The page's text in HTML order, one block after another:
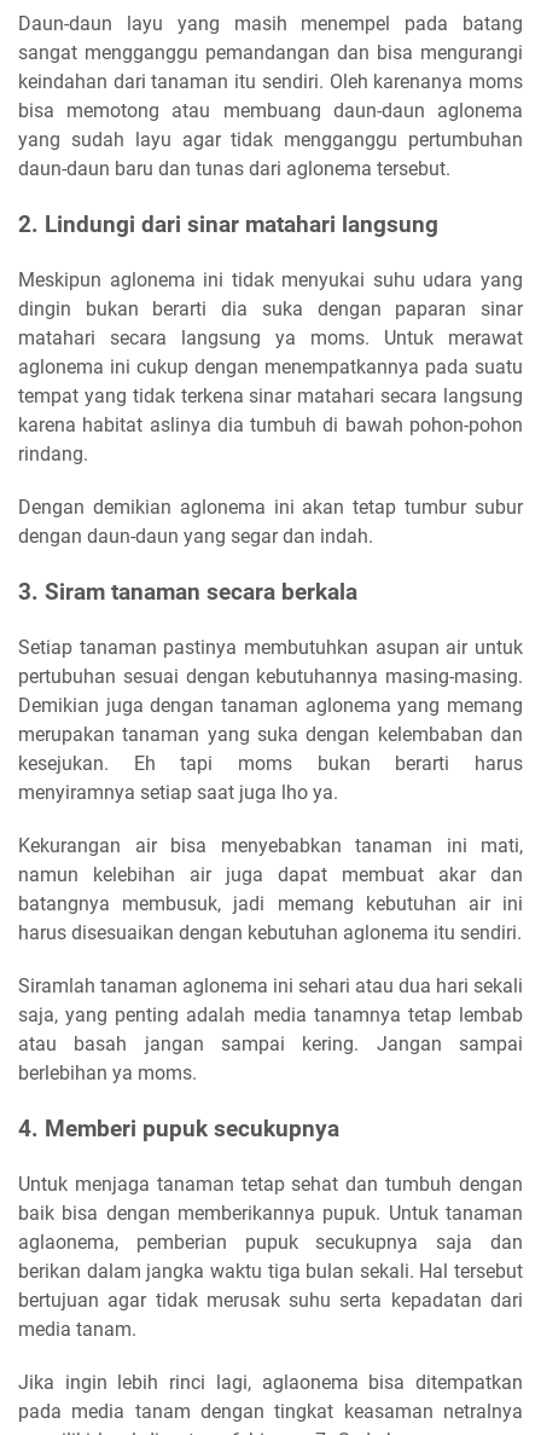
Daun-daun layu yang masih menempel pada batang
sangat mengganggu pemandangan dan bisa mengurangi
keindahan dari tanaman itu sendiri. Oleh karenanya moms
bisa memotong atau membuang daun-daun aglonema
yang sudah layu agar tidak mengganggu pertumbuhan
daun-daun baru dan tunas dari aglonema tersebut.
2. Lindungi dari sinar matahari langsung
Meskipun aglonema ini tidak menyukai suhu udara yang
dingin bukan berarti dia suka dengan paparan sinar
matahari secara langsung ya moms. Untuk merawat
aglonema ini cukup dengan menempatkannya pada suatu
tempat yang tidak terkena sinar matahari secara langsung
karena habitat aslinya dia tumbuh di bawah pohon-pohon
rindang.
Dengan demikian aglonema ini akan tetap tumbur subur
dengan daun-daun yang segar dan indah.
3. Siram tanaman secara berkala
Setiap tanaman pastinya membutuhkan asupan air untuk
pertubuhan sesuai dengan kebutuhannya masing-masing.
Demikian juga dengan tanaman aglonema yang memang
merupakan tanaman yang suka dengan kelembaban dan
kesejukan. Eh tapi moms bukan berarti harus
menyiramnya setiap saat juga lho ya.
Kekurangan air bisa menyebabkan tanaman ini mati,
namun kelebihan air juga dapat membuat akar dan
batangnya membusuk, jadi memang kebutuhan air ini
harus disesuaikan dengan kebutuhan aglonema itu sendiri.
Siramlah tanaman aglonema ini sehari atau dua hari sekali
saja, yang penting adalah media tanamnya tetap lembab
atau basah jangan sampai kering. Jangan sampai
berlebihan ya moms.
4. Memberi pupuk secukupnya
Untuk menjaga tanaman tetap sehat dan tumbuh dengan
baik bisa dengan memberikannya pupuk. Untuk tanaman
aglaonema, pemberian pupuk secukupnya saja dan
berikan dalam jangka waktu tiga bulan sekali. Hal tersebut
bertujuan agar tidak merusak suhu serta kepadatan dari
media tanam.
Jika ingin lebih rinci lagi, aglaonema bisa ditempatkan
pada media tanam dengan tingkat keasaman netralnya